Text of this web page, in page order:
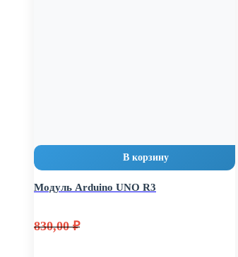
В корзину
Модуль Arduino UNO R3
830,00₽